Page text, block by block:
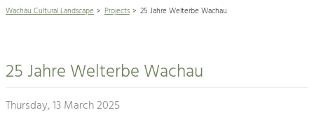
Rückblick 25 Jahre Jubiläum
Architecture
Agriculture & Tourism
Maintenance, Regulation and Further
Building Culture
Wachau Cultural Landscape Projects 25 Jahre Welterbe Wachau
25 Jahre Welterbe Wachau
Thursday, 13 March 2025